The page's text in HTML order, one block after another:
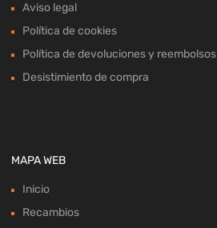
Aviso legal
Política de cookies
Política de devoluciones y reembolsos
Desistimiento de compra
MAPA WEB
Inicio
Recambios